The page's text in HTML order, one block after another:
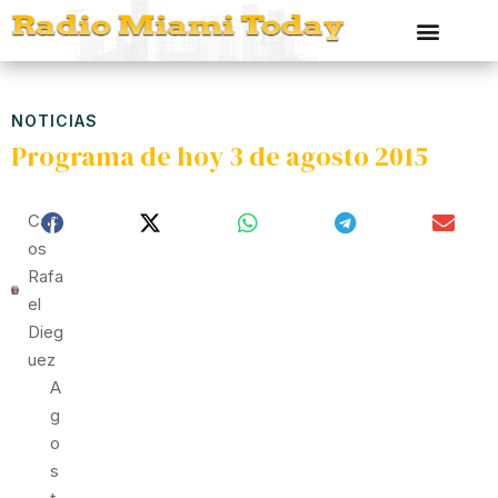
NOTICIAS
Programa de hoy 3 de agosto 2015
Carl
Os
Rafa
El
Dieg
Uez
A
G
O
S